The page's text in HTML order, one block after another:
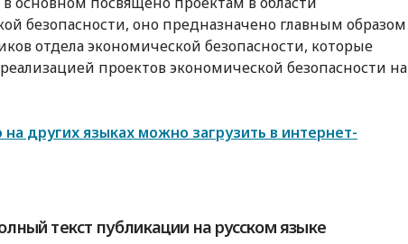
безопасности, оно предназначено главным образом
отдела экономической безопасности, которые
проектов экономической безопасности на
других языках можно загрузить в интернет-
текст публикации на русском языке